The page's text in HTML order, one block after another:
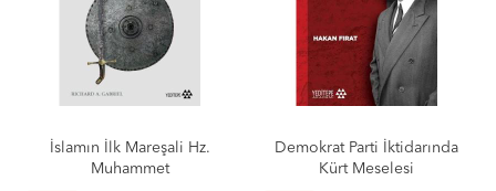
İslamın İlk Mareşali Hz.
Muhammet
Demokrat Parti İktidarında
Kürt Meselesi